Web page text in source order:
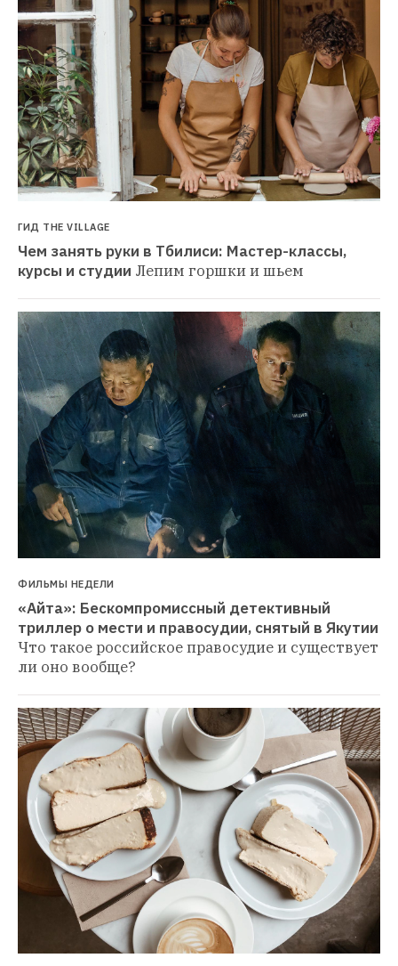
ГИД THE VILLAGE
Чем занять руки в Тбилиси: Мастер-классы,
курсы и студии Лепим горшки и шьем
ФИЛЬМЫ НЕДЕЛИ
«Айта»: Бескомпромиссный детективный
триллер о мести и правосудии, снятый в Якутии
Что такое российское правосудие и существует
ли оно вообще?